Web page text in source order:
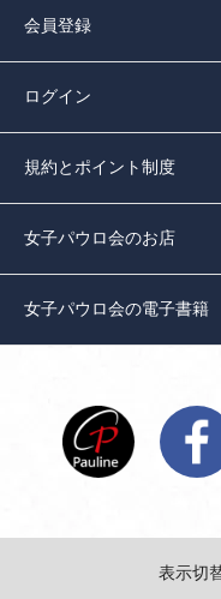
会員登録
ログイン
規約とポイント制度
女子パウロ会のお店
女子パウロ会の電子書籍
表示切